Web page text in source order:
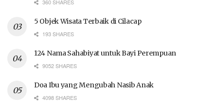
360 SHARES
5 Objek Wisata Terbaik di Cilacap
193 SHARES
124 Nama Sahabiyat untuk Bayi Perempuan
9052 SHARES
Doa Ibu yang Mengubah Nasib Anak
4098 SHARES